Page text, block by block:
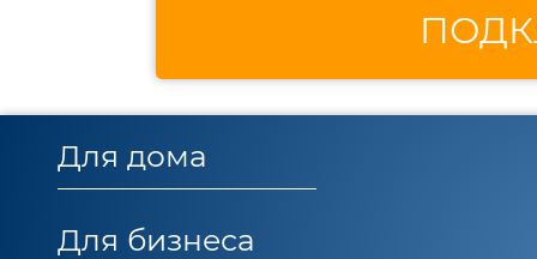
Для дома
Для бизнеса